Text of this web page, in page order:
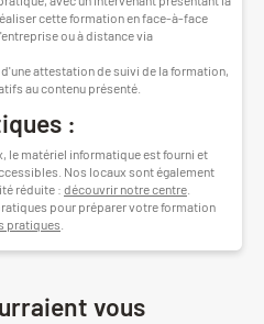
cette formation en face-à-face
ou à distance via
attestation de suivi de la formation,
au contenu présenté.
:
le matériel informatique est fourni et
Nos locaux sont également
réduite : découvrir notre centre
pour préparer votre formation
pratiques
vous